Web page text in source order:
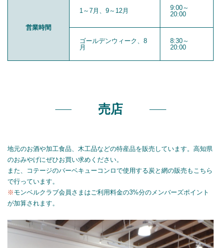
営業時間
1～7月、9～12月
9:00～
20:00
ゴールデンウィーク、8
月
8:30～
20:00
売店
地元のお酒や加工食品、木工品などの特産品を販売しています。高知県
のおみやげにぜひお買い求めください。
また、コテージのバーベキューコンロで使用する炭と網の販売もこちら
で行っています。
※ モンベルクラブ会員さまはご利用料金の3%分のメンバーズポイント
が加算されます。